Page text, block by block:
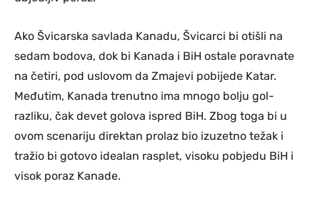
Ako Švicarska savlada Kanadu, Švicarci bi otišli na
sedam bodova, dok bi Kanada i BiH ostale poravnate
na četiri, pod uslovom da Zmajevi pobijede Katar.
Međutim, Kanada trenutno ima mnogo bolju gol-
razliku, čak devet golova ispred BiH. Zbog toga bi u
ovom scenariju direktan prolaz bio izuzetno težak i
tražio bi gotovo idealan rasplet, visoku pobjedu BiH i
visok poraz Kanade.